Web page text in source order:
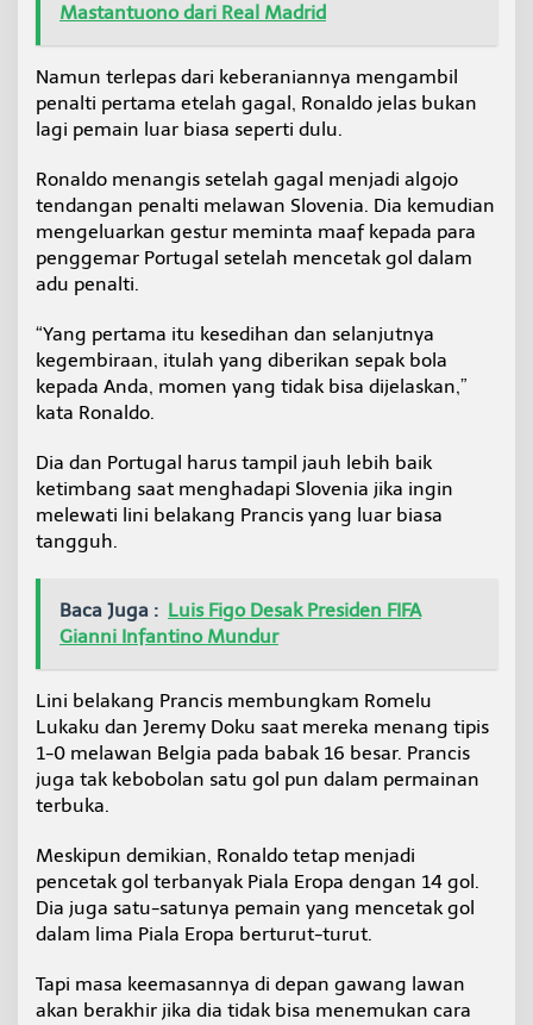
Mastantuono dari Real Madrid
Namun terlepas dari keberaniannya mengambil
penalti pertama etelah gagal, Ronaldo jelas bukan
lagi pemain luar biasa seperti dulu.
Ronaldo menangis setelah gagal menjadi algojo
tendangan penalti melawan Slovenia. Dia kemudian
mengeluarkan gestur meminta maaf kepada para
penggemar Portugal setelah mencetak gol dalam
adu penalti.
“Yang pertama itu kesedihan dan selanjutnya
kegembiraan, itulah yang diberikan sepak bola
kepada Anda, momen yang tidak bisa dijelaskan,”
kata Ronaldo.
Dia dan Portugal harus tampil jauh lebih baik
ketimbang saat menghadapi Slovenia jika ingin
melewati lini belakang Prancis yang luar biasa
tangguh.
Baca Juga : Luis Figo Desak Presiden FIFA
Gianni Infantino Mundur
Lini belakang Prancis membungkam Romelu
Lukaku dan Jeremy Doku saat mereka menang tipis
1-0 melawan Belgia pada babak 16 besar. Prancis
juga tak kebobolan satu gol pun dalam permainan
terbuka.
Meskipun demikian, Ronaldo tetap menjadi
pencetak gol terbanyak Piala Eropa dengan 14 gol.
Dia juga satu-satunya pemain yang mencetak gol
dalam lima Piala Eropa berturut-turut.
Tapi masa keemasannya di depan gawang lawan
akan berakhir jika dia tidak bisa menemukan cara